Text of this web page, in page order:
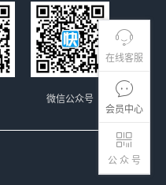
在线客服
会员中心
公 众 号
微信公众号